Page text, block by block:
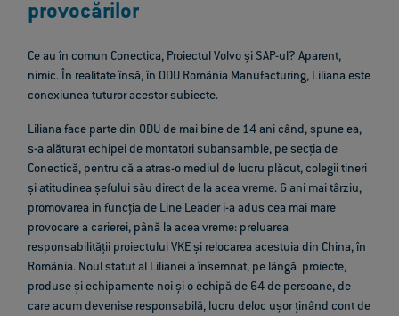
provocărilor
Ce au în comun Conectica, Proiectul Volvo și SAP-ul? Aparent,
nimic. În realitate însă, în ODU România Manufacturing, Liliana este
conexiunea tuturor acestor subiecte.
Liliana face parte din ODU de mai bine de 14 ani când, spune ea,
s-a alăturat echipei de montatori subansamble, pe secția de
Conectică, pentru că a atras-o mediul de lucru plăcut, colegii tineri
și atitudinea șefului său direct de la acea vreme. 6 ani mai târziu,
promovarea în funcția de Line Leader i-a adus cea mai mare
provocare a carierei, până la acea vreme: preluarea
responsabilității proiectului VKE și relocarea acestuia din China, în
România. Noul statut al Lilianei a însemnat, pe lângă proiecte,
produse și echipamente noi și o echipă de 64 de persoane, de
care acum devenise responsabilă, lucru deloc ușor ținând cont de